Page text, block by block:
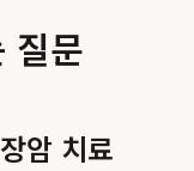
질문
암 치료